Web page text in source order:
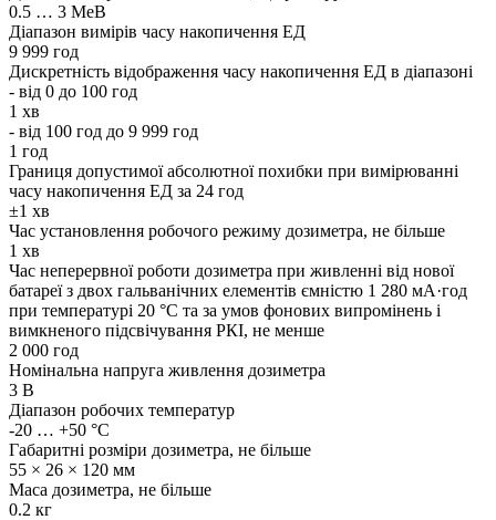
0.5 … 3 МеВ
Діапазон вимірів часу накопичення ЕД
9 999 год
Дискретність відображення часу накопичення ЕД в діапазоні
- від 0 до 100 год
1 хв
- від 100 год до 9 999 год
1 год
Границя допустимої абсолютної похибки при вимірюванні
часу накопичення ЕД за 24 год
±1 хв
Час установлення робочого режиму дозиметра, не більше
1 хв
Час неперервної роботи дозиметра при живленні від нової
батареї з двох гальванічних елементів ємністю 1 280 мА·год
при температурі 20 °С та за умов фонових випромінень і
вимкненого підсвічування РКІ, не менше
2 000 год
Номінальна напруга живлення дозиметра
3 В
Діапазон робочих температур
-20 … +50 °С
Габаритні розміри дозиметра, не більше
55 × 26 × 120 мм
Маса дозиметра, не більше
0.2 кг